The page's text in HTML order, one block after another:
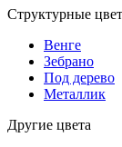
Структурные
Венге
Зебрано
Под дерево
Металлик
Другие цвета